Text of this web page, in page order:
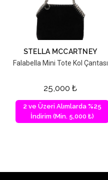
STELLA MCCARTNEY
Falabella Mini Tote Kol Çantası
25,000 ₺
2 ve Üzeri Alımlarda %25
İndirim (Min. 5,000 ₺)